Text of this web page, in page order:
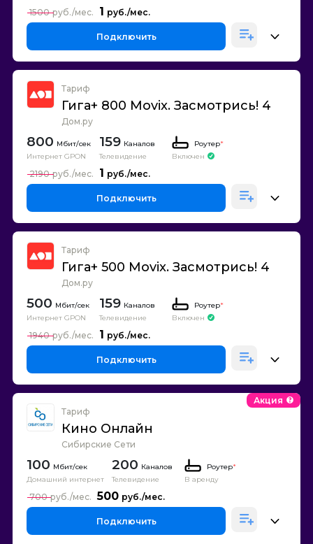
1
1500
Подключить
Тариф
Гига+ 800 Movix. Засмотрись! 4
Дом.ру
800
Интернет GPON
159 Каналов
Телевидение
Роутер*
Включен
1
2190
Подключить
Тариф
Гига+ 500 Movix. Засмотрись! 4
Дом.ру
500
Интернет GPON
159 Каналов
Телевидение
Роутер*
Включен
1
1940
Подключить
Тариф
Кино Онлайн
Сибирские Сети
Акция
100
Домашний интернет
200 Каналов
Телевидение
Роутер*
В аренду
500
700
Подключить